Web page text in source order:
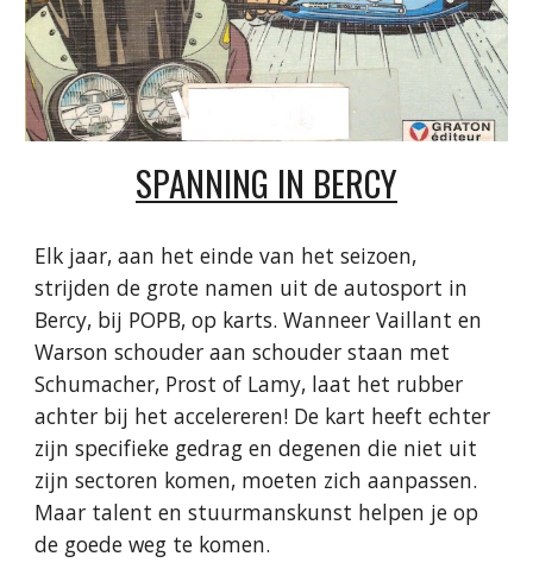
SPANNING IN BERCY
Elk jaar, aan het einde van het seizoen,
strijden de grote namen uit de autosport in
Bercy, bij POPB, op karts. Wanneer Vaillant en
Warson schouder aan schouder staan ​​met
Schumacher, Prost of Lamy, laat het rubber
achter bij het accelereren! De kart heeft echter
zijn specifieke gedrag en degenen die niet uit
zijn sectoren komen, moeten zich aanpassen.
Maar talent en stuurmanskunst helpen je op
de goede weg te komen.